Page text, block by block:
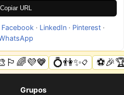
Copiar URL
Facebook · LinkedIn· Pinterest·
📋 💍👫✨📋
Grupos